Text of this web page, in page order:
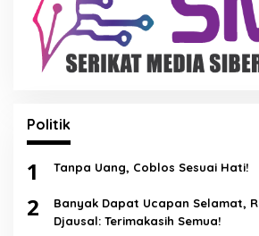
Politik
1 Tanpa Uang, Coblos Sesuai Hati!
2
Banyak Dapat Ucapan Selamat,
Djausal: Terimakasih Semua!